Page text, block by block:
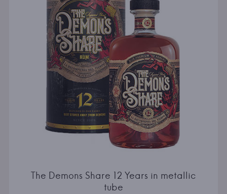
The Demons Share 12 Years in metallic
tube